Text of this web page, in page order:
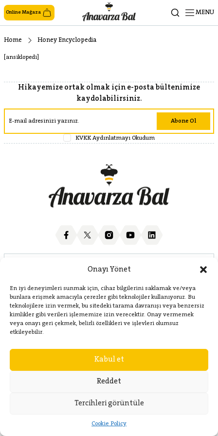
Onayı Yönet
En iyi deneyimleri sunmak için, cihaz bilgilerini saklamak ve/veya
bunlara erişmek amacıyla çerezler gibi teknolojiler kullanıyoruz. Bu
teknolojilere izin vermek, bu sitedeki tarama davranışı veya benzersiz
kimlikler gibi verileri işlememize izin verecektir. Onay vermemek
veya onayı geri çekmek, belirli özellikleri ve işlevleri olumsuz
etkileyebilir.
Kabul et
Reddet
Tercihleri görüntüle
Cookie Policy
Online Mağaza MENU
Home Honey Encyclopedia
[ansiklopedi]
Hikayemize ortak olmak için e-posta bültenimize
kaydolabilirsiniz.
KVKK Aydınlatmayı Okudum
Abone Ol
Corporate
Contact